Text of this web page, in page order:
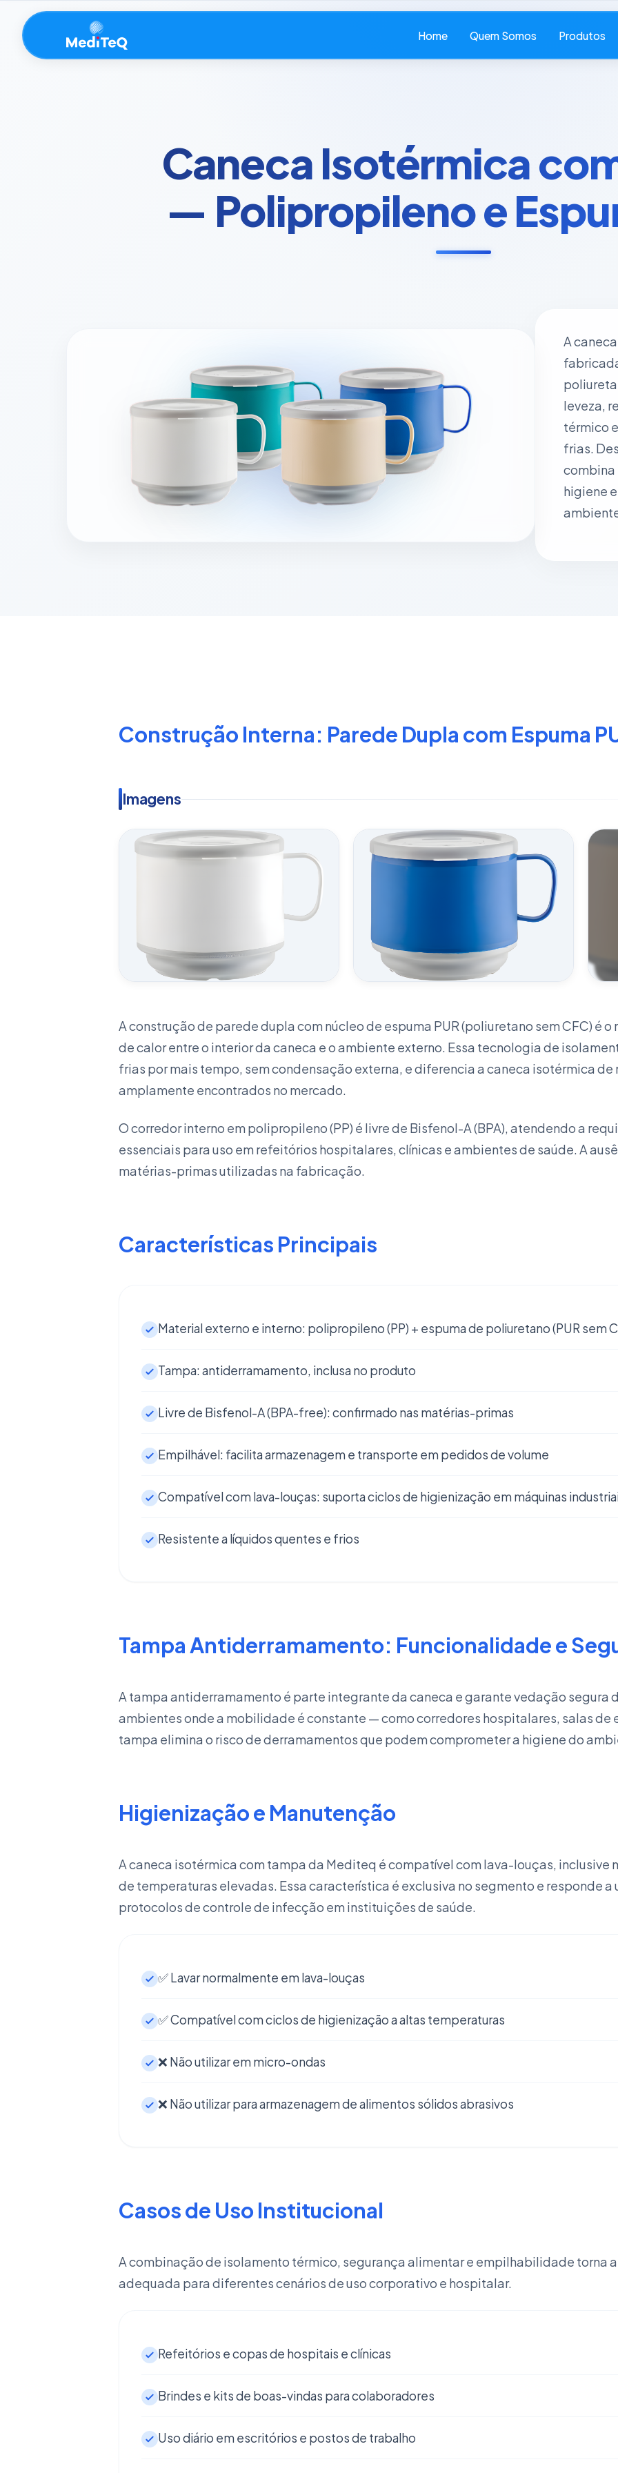
Home Quem Somos Produtos
Caneca Isotérmica
— Polipropileno e
A
leveza,
térmico
frias.
higiene
Construção Interna: Parede Dupla com Espuma
Imagens
A construção de parede dupla com núcleo de espuma PUR (poliuretano sem CFC) é
de calor entre o interior da caneca e o ambiente externo. Essa tecnologia de
frias por mais tempo, sem condensação externa, e diferencia a caneca isotérmica
amplamente encontrados no mercado.
O corredor interno em polipropileno (PP) é livre de Bisfenol-A (BPA), atendendo a
essenciais para uso em refeitórios hospitalares, clínicas e ambientes de saúde. A
matérias-primas utilizadas na fabricação.
Características Principais
Material externo e interno: polipropileno (PP) + espuma de poliuretano (PUR sem
Tampa: antiderramamento, inclusa no produto
Livre de Bisfenol-A (BPA-free): confirmado nas matérias-primas
Empilhável: facilita armazenagem e transporte em pedidos de volume
Compatível com lava-louças: suporta ciclos de higienização em máquinas
Resistente a líquidos quentes e frios
Tampa Antiderramamento: Funcionalidade e
A tampa antiderramamento é parte integrante da caneca e garante vedação segura
ambientes onde a mobilidade é constante — como corredores hospitalares, salas de
tampa elimina o risco de derramamentos que podem comprometer a higiene do
Higienização e Manutenção
A caneca isotérmica com tampa da Mediteq é compatível com lava-louças, inclusive
de temperaturas elevadas. Essa característica é exclusiva no segmento e responde
protocolos de controle de infecção em instituições de saúde.
✅ Lavar normalmente em lava-louças
✅ Compatível com ciclos de higienização a altas temperaturas
❌ Não utilizar em micro-ondas
❌ Não utilizar para armazenagem de alimentos sólidos abrasivos
Casos de Uso Institucional
A combinação de isolamento térmico, segurança alimentar e empilhabilidade torna
adequada para diferentes cenários de uso corporativo e hospitalar.
Refeitórios e copas de hospitais e clínicas
Brindes e kits de boas-vindas para colaboradores
Uso diário em escritórios e postos de trabalho